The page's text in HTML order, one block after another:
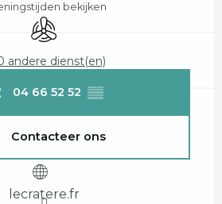
bekijken
Met airco
andere dienst(en)
04 66 52 52 ▒▒
Contacteer ons
lecratere.fr